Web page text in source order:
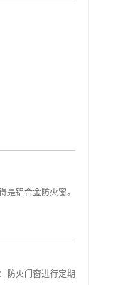
铝合金防火窗。
防火门窗进行定期